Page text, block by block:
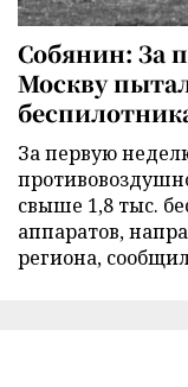
Собянин: За
Москву
За первую
свыше 1,8 тыс.
аппаратов,
региона,